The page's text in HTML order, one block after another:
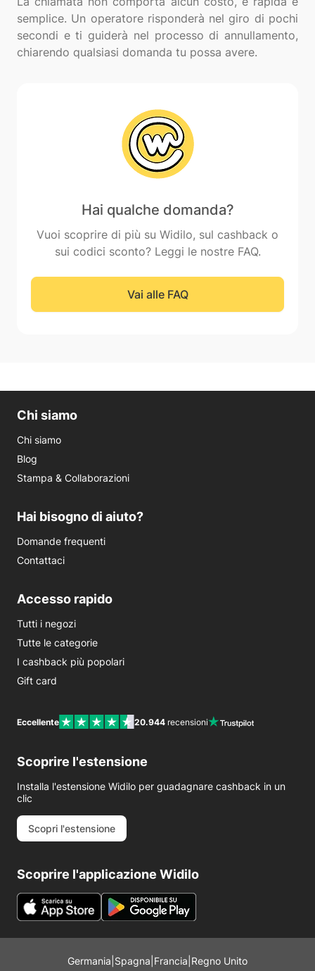
semplice. Un operatore risponderà nel giro di pochi
secondi e ti guiderà nel processo di annullamento,
Hai qualche domanda?
Vuoi scoprire di più su Widilo, sul cashback o
sui codici sconto? Leggi le nostre FAQ.
Vai alle FAQ
Chi siamo
Chi siamo
Blog
Stampa & Collaborazioni
Hai bisogno di aiuto?
Domande frequenti
Contattaci
Accesso rapido
Tutti i negozi
Tutte le categorie
I cashback più popolari
Gift card
Eccellente 20.944 recensioni
Scoprire l'estensione
Installa l'estensione Widilo per guadagnare cashback in un
clic
Scopri l'estensione
Scoprire l'applicazione Widilo
Germania Spagna Francia Regno Unito